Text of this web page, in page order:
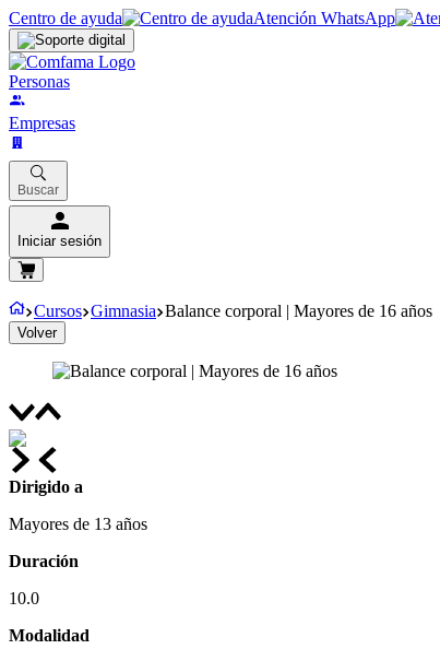
Centro de ayuda Atención WhatsApp
Personas
Empresas
Buscar
Iniciar sesión
Cursos Gimnasia Balance corporal | Mayores de 16 años
Volver
Dirigido a
Mayores de 13 años
Duración
10.0
Modalidad